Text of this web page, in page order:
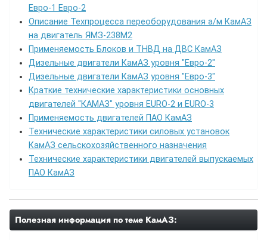
Евро-1 Евро-2
Описание Техпроцесса переоборудования а/м КамАЗ
на двигатель ЯМЗ-238М2
Применяемость Блоков и ТНВД на ДВС КамАЗ
Дизельные двигатели КамАЗ уровня "Евро-2"
Дизельные двигатели КамАЗ уровня "Евро-3"
Краткие технические характеристики основных
двигателей "КАМАЗ" уровня EURO-2 и EURO-3
Применяемость двигателей ПАО КамАЗ
Технические характеристики силовых установок
КамАЗ сельскохозяйственного назначения
Технические характеристики двигателей выпускаемых
ПАО КамАЗ
Полезная информация по теме КамАЗ: